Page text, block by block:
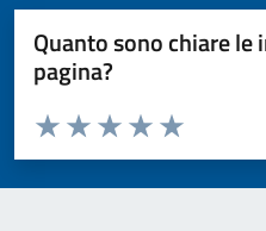
Quanto sono chiare
pagina?
Valuta da 1 a 5 stelle la pagina
Valuta 5
Valuta 4 stelle
Valuta 3 stelle su 5
Valuta 2 stelle su 5
Valuta 1 stelle su 5